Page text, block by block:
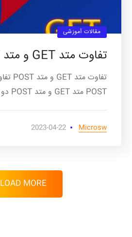
مقالات آموزشی
تفاوت متد GET و متد POST
POST متد GET و متد POST دو روش اصلی...
Microsw
2023-04-22
LOAD MORE